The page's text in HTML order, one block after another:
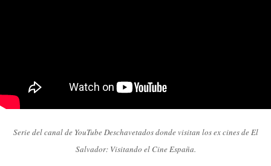
Serie del canal de YouTube Deschavetados donde visitan los ex cines de El
Salvador: Visitando el Cine España.